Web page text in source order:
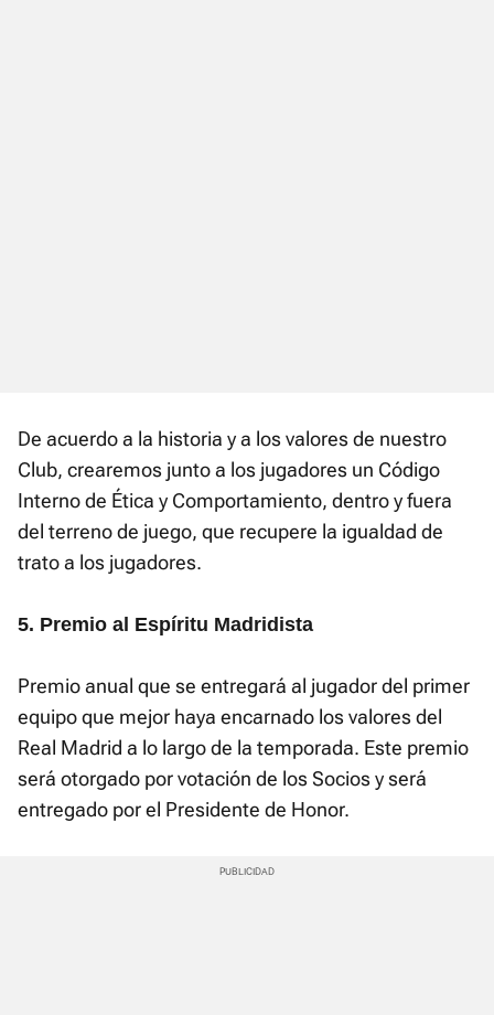
De acuerdo a la historia y a los valores de nuestro
Club, crearemos junto a los jugadores un Código
Interno de Ética y Comportamiento, dentro y fuera
del terreno de juego, que recupere la igualdad de
trato a los jugadores.
5. Premio al Espíritu Madridista
Premio anual que se entregará al jugador del primer
equipo que mejor haya encarnado los valores del
Real Madrid a lo largo de la temporada. Este premio
será otorgado por votación de los Socios y será
entregado por el Presidente de Honor.